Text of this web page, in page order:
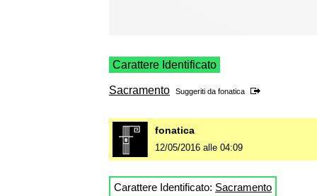
Carattere Identificato
Sacramento Suggeriti da fonatica
fonatica
12/05/2016 alle 04:09
Carattere Identificato: Sacramento